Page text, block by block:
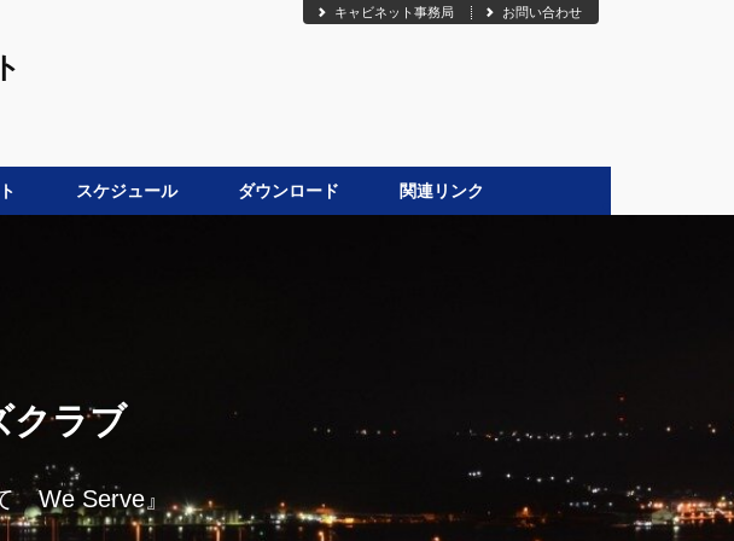
キャビネット事務局 お問い合わせ
スケジュール ダウンロード 関連リンク
クラブ
We Serve』